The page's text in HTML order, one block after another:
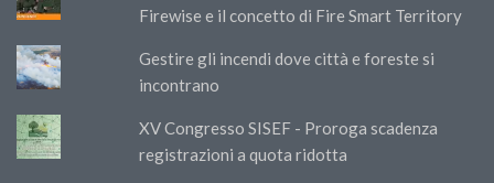
Firewise e il concetto di Fire Smart Territory
Gestire gli incendi dove città e foreste si
incontrano
XV Congresso SISEF - Proroga scadenza
registrazioni a quota ridotta